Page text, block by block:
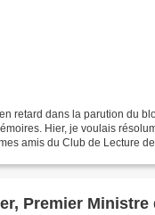
retard dans la parution du
Hier, je voulais
amis du Club de Lecture
Premier Ministre